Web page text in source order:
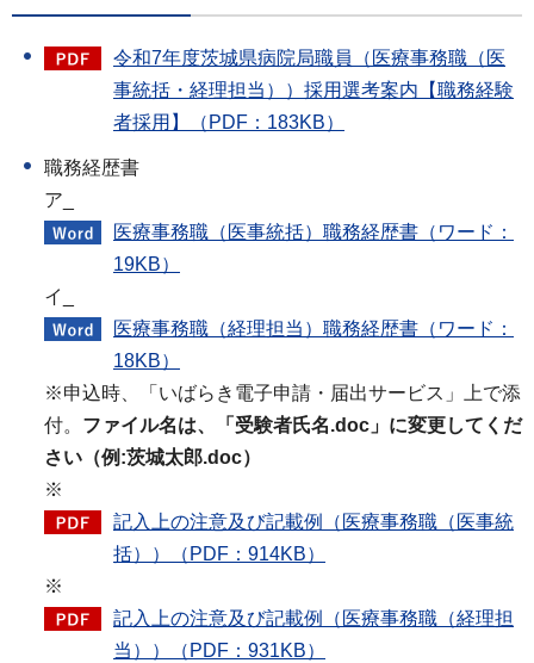
令和7年度茨城県病院局職員（医療事務職（医
事統括・経理担当））採用選考案内【職務経験
者採用】（PDF：183KB）
職務経歴書
ア_
医療事務職（医事統括）​​​​​​職務経歴書（ワード：
19KB）
イ_
医療事務職（経理担当）職務経歴書（ワード：
18KB）
※​​​​申込時、「いばらき電子申請・届出サービス」上で添
付。 ファイル名は、「受験者氏名.doc」に変更してくだ
さい（例:茨城太郎.doc）
※
記入上の注意及び記載例（医療事務職（医事統
括））（PDF：914KB）
※
記入上の注意及び記載例（医療事務職（経理担
当））（PDF：931KB）